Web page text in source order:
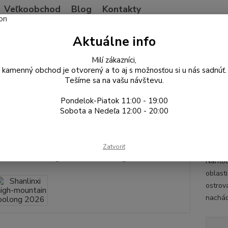
Veľkoobchod Blog Kontakty
Hľadať
Po-
Shanlinxi high-mountain oolong 2026
high-mountain oolong 2026
Aktuálne info
Milí zákazníci,
kamenný obchod je otvorený a to aj s možnosťou si u nás sadnúť.
Tešíme sa na vašu návštevu.
Pondelok-Piatok 11:00 - 19:00
Sobota a Nedeľa 12:00 - 20:00
Zatvoriť